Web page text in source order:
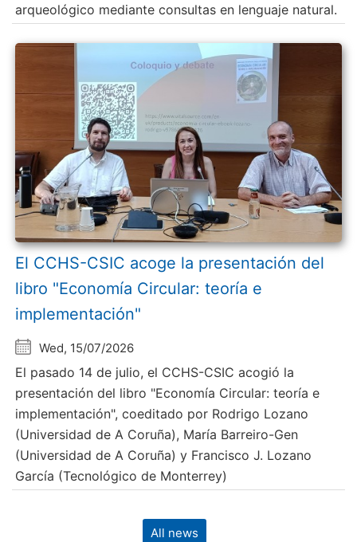
arqueológico mediante consultas en lenguaje natural.
El CCHS-CSIC acoge la presentación del
libro "Economía Circular: teoría e
implementación"
Wed, 15/07/2026
El pasado 14 de julio, el CCHS-CSIC acogió la
presentación del libro "Economía Circular: teoría e
implementación", coeditado por Rodrigo Lozano
(Universidad de A Coruña), María Barreiro-Gen
(Universidad de A Coruña) y Francisco J. Lozano
García (Tecnológico de Monterrey)
All news